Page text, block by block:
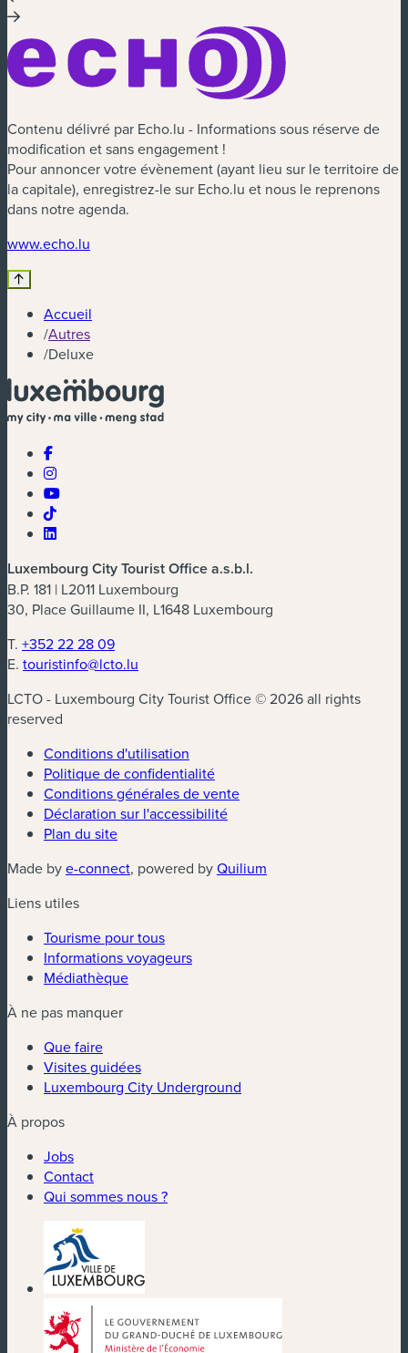
Contenu délivré par Echo.lu - Informations sous réserve de
modification et sans engagement !
Pour annoncer votre évènement (ayant lieu sur le territoire de
la capitale), enregistrez-le sur Echo.lu et nous le reprenons
dans notre agenda.
www.echo.lu
Accueil
/Autres
/Deluxe
Luxembourg City Tourist Office a.s.b.l.
B.P. 181 | L2011 Luxembourg
30, Place Guillaume II, L1648 Luxembourg
T. +352 22 28 09
E. touristinfo@lcto.lu
LCTO - Luxembourg City Tourist Office © 2026 all rights
reserved
Conditions d'utilisation
Politique de confidentialité
Conditions générales de vente
Déclaration sur l'accessibilité
Plan du site
Made bye-connect(nouvelle fenêtre)
, powered byQuilium
Liens utiles
Tourisme pour tous
Informations voyageurs
Médiathèque
À ne pas manquer
Que faire
Visites guidées
Luxembourg City Underground
À propos
Jobs
Contact
Qui sommes nous ?